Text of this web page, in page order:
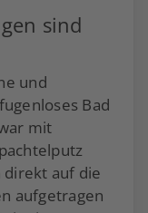
sind
und
Bad
mit
direkt auf die
aufgetragen